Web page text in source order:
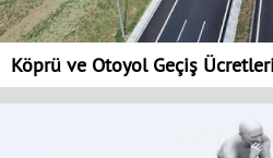
Köprü ve Otoyol Geçiş